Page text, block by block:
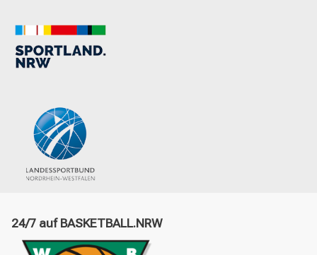
24/7 auf BASKETBALL.NRW